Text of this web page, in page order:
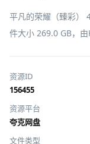
平凡的荣耀（臻彩）
件大小 269.0 GB，由
资源ID
156455
资源平台
夸克网盘
文件类型